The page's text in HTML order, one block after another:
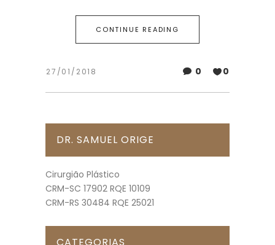
CONTINUE READING
27/01/2018 0 0
DR. SAMUEL ORIGE
Cirurgião Plástico
CRM-SC 17902 RQE 10109
CRM-RS 30484 RQE 25021